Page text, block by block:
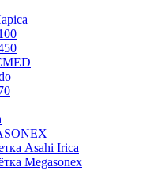
Asahi Irica
Megasonex